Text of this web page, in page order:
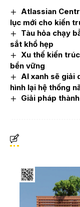
Atlassian
lục mới cho kiến
Tàu hỏa chạy
sắt khổ hẹp
Xu thế kiến
bền vững
AI xanh sẽ giải
hình lại hệ thống
Giải pháp